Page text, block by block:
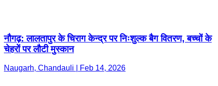
नौगढ़: लालतापुर के चिराग केन्द्र पर निःशुल्क बैग वितरण, बच्चों के
चेहरों पर लौटी मुस्कान
Naugarh, Chandauli | Feb 14, 2026